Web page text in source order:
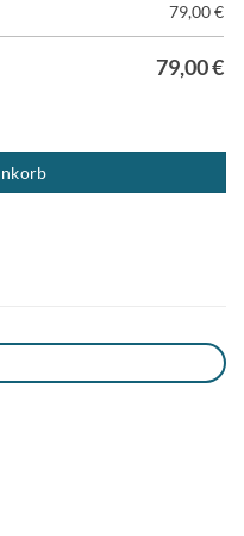
79,00€
79,00€